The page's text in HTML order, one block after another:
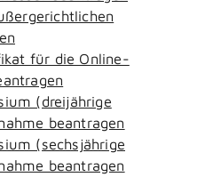
für die Online-
(dreijährige
beantragen
(sechsjährige
beantragen